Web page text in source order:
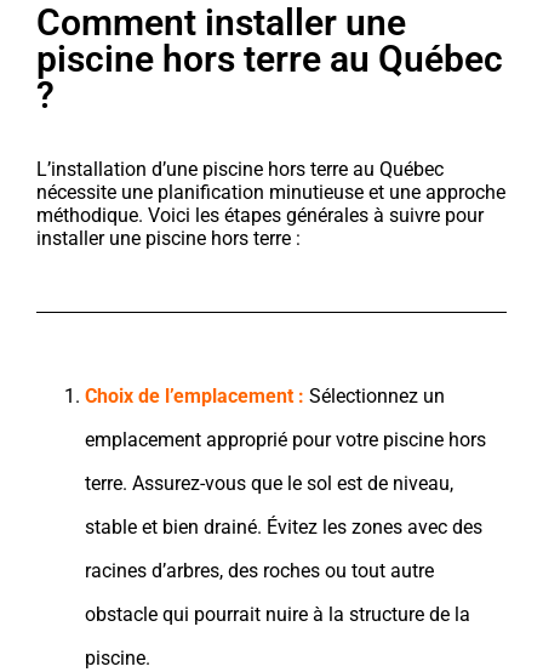
Comment installer une
piscine hors terre au Québec
?
L’installation d’une piscine hors terre au Québec
nécessite une planification minutieuse et une approche
méthodique. Voici les étapes générales à suivre pour
installer une piscine hors terre :
Choix de l’emplacement : Sélectionnez un
emplacement approprié pour votre piscine hors
terre. Assurez-vous que le sol est de niveau,
stable et bien drainé. Évitez les zones avec des
racines d’arbres, des roches ou tout autre
obstacle qui pourrait nuire à la structure de la
piscine.